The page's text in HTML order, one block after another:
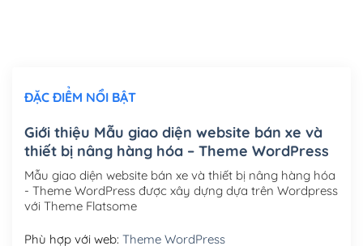
Mua thêm Host + Tên miền
Tên miền quốc tế .com .net .org (1 năm)
Tên miền Việt Nam .vn (1 năm)(+550,000₫)
Hosting 2GB SSD (1 năm) (+450,000₫)
ĐẶC ĐIỂM NỔI BẬT
Giới thiệu Mẫu giao diện website bán xe và
thiết bị nâng hàng hóa – Theme WordPress
Mẫu giao diện website bán xe và thiết bị nâng hàng hóa
- Theme WordPress được xây dựng dựa trên Wordpress
với Theme Flatsome
Phù hợp với web: Theme WordPress